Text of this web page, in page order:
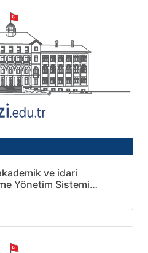
ve idari
Yönetim Sistemi